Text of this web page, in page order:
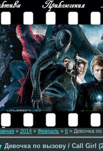
» 2014 » Февраль » 6 » Девочка
Девочка по вызову / Call Girl